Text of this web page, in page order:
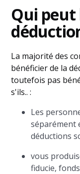
Qui peut
La majorité des
bénéficier de la
toutefois pas
s'ils.. :
Les
séparément
déductions
vous
fiducie,